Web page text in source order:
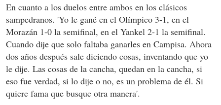
En cuanto a los duelos entre ambos en los clásicos
sampedranos. 'Yo le gané en el Olímpico 3-1, en el
Morazán 1-0 la semifinal, en el Yankel 2-1 la semifinal.
Cuando dije que solo faltaba ganarles en Campisa. Ahora
dos años después sale diciendo cosas, inventando que yo
le dije. Las cosas de la cancha, quedan en la cancha, si
eso fue verdad, si lo dije o no, es un problema de él. Si
quiere fama que busque otra manera'.